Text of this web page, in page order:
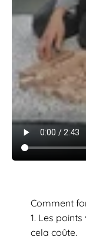
Comment
Les
cela coûte.